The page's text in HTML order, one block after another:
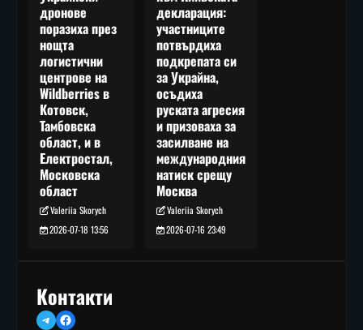
дронове
поразиха през
нощта
логистични
центрове на
Wildberries в
Котовск,
Тамбовска
област, и в
Електростал,
Московска
област
Valeriia Skorych
2026-07-18 13:56
декларация:
участниците
потвърдиха
подкрепата си
за Украйна,
осъдиха
руската агресия
и призоваха за
засилване на
международния
натиск срещу
Москва
Valeriia Skorych
2026-07-16 23:49
Контакти
TelegramFacebook